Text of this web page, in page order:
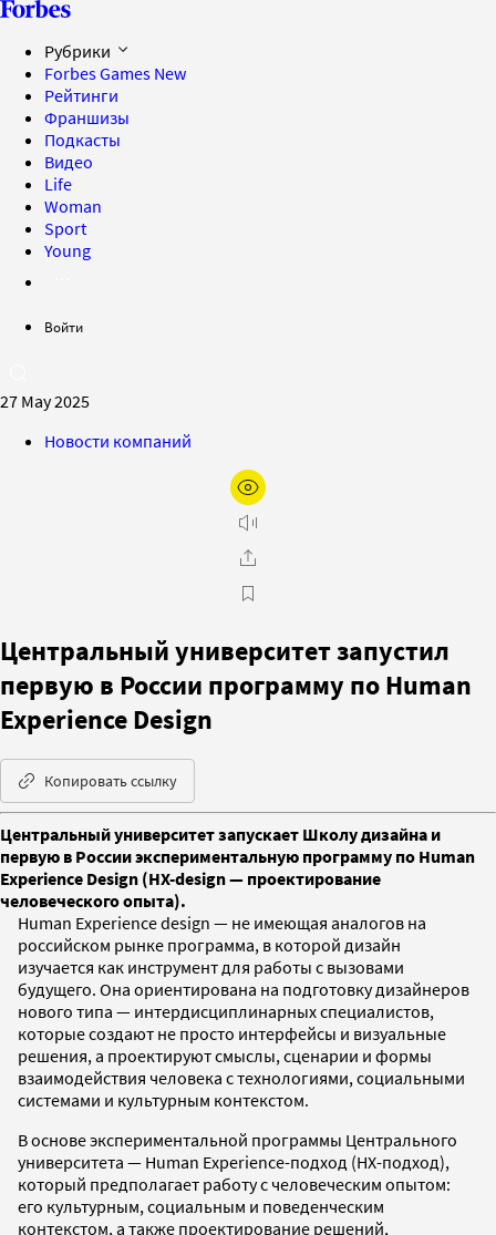
Рубрики
Forbes Games New
Рейтинги
Франшизы
Подкасты
Видео
Life
Woman
Sport
Young
Войти
27 May 2025
Новости компаний
Центральный университет запустил
первую в России программу по Human
Experience Design
Копировать ссылку
Центральный университет запускает Школу дизайна и
первую в России экспериментальную программу по Human
Experience Design (HX-design — проектирование
человеческого опыта).
Human Experience design — не имеющая аналогов на
российском рынке программа, в которой дизайн
изучается как инструмент для работы с вызовами
будущего. Она ориентирована на подготовку дизайнеров
нового типа — интердисциплинарных специалистов,
которые создают не просто интерфейсы и визуальные
решения, а проектируют смыслы, сценарии и формы
взаимодействия человека с технологиями, социальными
системами и культурным контекстом.
В основе экспериментальной программы Центрального
университета — Human Experience-подход (HX-подход),
который предполагает работу с человеческим опытом:
его культурным, социальным и поведенческим
контекстом, а также проектирование решений,